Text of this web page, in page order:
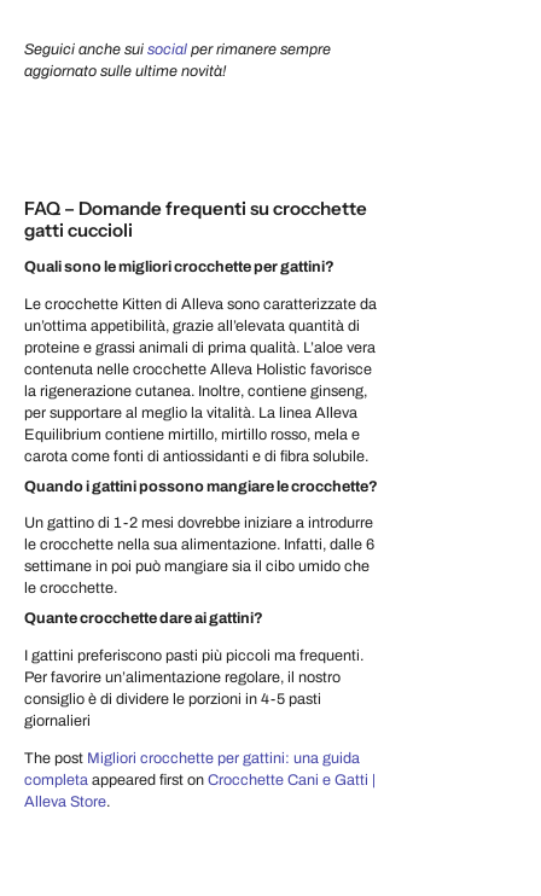
Seguici anche sui social per rimanere sempre
aggiornato sulle ultime novità!
FAQ – Domande frequenti su crocchette
gatti cuccioli
Quali sono le migliori crocchette per gattini?
Le crocchette Kitten di Alleva sono caratterizzate da
un’ottima appetibilità, grazie all’elevata quantità di
proteine e grassi animali di prima qualità. L’aloe vera
contenuta nelle crocchette Alleva Holistic favorisce
la rigenerazione cutanea. Inoltre, contiene ginseng,
per supportare al meglio la vitalità. La linea Alleva
Equilibrium contiene mirtillo, mirtillo rosso, mela e
carota come fonti di antiossidanti e di fibra solubile.
Quando i gattini possono mangiare le crocchette?
Un gattino di 1-2 mesi dovrebbe iniziare a introdurre
le crocchette nella sua alimentazione. Infatti, dalle 6
settimane in poi può mangiare sia il cibo umido che
le crocchette.
Quante crocchette dare ai gattini?
I gattini preferiscono pasti più piccoli ma frequenti.
Per favorire un’alimentazione regolare, il nostro
consiglio è di dividere le porzioni in 4-5 pasti
giornalieri
The post Migliori crocchette per gattini: una guida
completa appeared first on Crocchette Cani e Gatti |
Alleva Store.